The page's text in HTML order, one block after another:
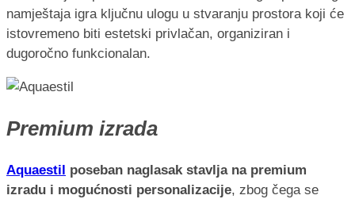
namještaja igra ključnu ulogu u stvaranju prostora koji će
istovremeno biti estetski privlačan, organiziran i
dugoročno funkcionalan.
Premium izrada
Aquaestil
poseban naglasak stavlja na premium
izradu i mogućnosti personalizacije, zbog čega se